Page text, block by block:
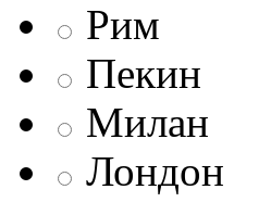
Рим
Пекин
Милан
Лондон